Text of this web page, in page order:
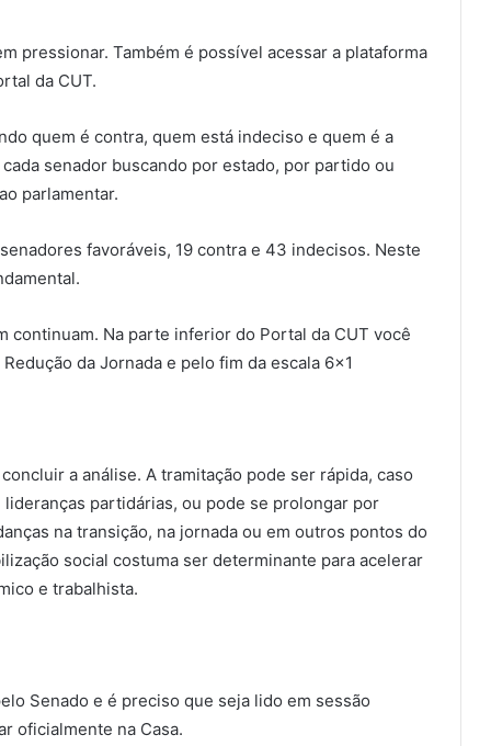
pressionar. Também é possível acessar a plataforma
da CUT.
quem é contra, quem está indeciso e quem é a
senador buscando por estado, por partido ou
parlamentar.
favoráveis, 19 contra e 43 indecisos. Neste
continuam. Na parte inferior do Portal da CUT você
da Jornada e pelo fim da escala 6×1
a análise. A tramitação pode ser rápida, caso
partidárias, ou pode se prolongar por
na transição, na jornada ou em outros pontos do
social costuma ser determinante para acelerar
e trabalhista.
Senado e é preciso que seja lido em sessão
oficialmente na Casa.